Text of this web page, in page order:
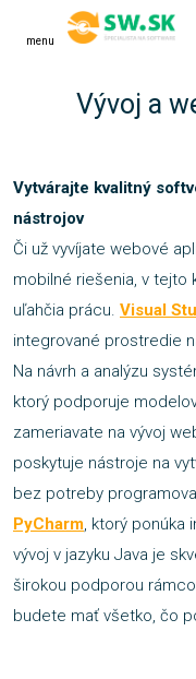
menu
Vývoj a
Vytvárajte kvalitný
nástrojov
Či už vyvíjate webové
mobilné riešenia, v tejto
uľahčia prácu. Visual
integrované prostredie
Na návrh a analýzu
ktorý podporuje
zameriavate na vývoj
poskytuje nástroje na
bez potreby
PyCharm, ktorý ponúka
vývoj v jazyku Java je
širokou podporou
budete mať všetko, čo